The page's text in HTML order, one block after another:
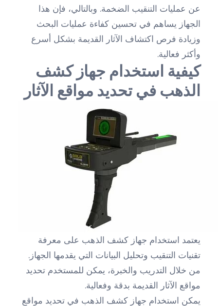
عن عمليات التنقيب الضخمة. وبالتالي، فإن هذا
الجهاز يساهم في تحسين كفاءة عمليات البحث
وزيادة فرص اكتشاف الآثار القديمة بشكل أسرع
وأكثر فعالية.
كيفية استخدام جهاز كشف
الذهب في تحديد مواقع الآثار
يعتمد استخدام جهاز كشف الذهب على معرفة
تقنيات التنقيب وتحليل البيانات التي يقدمها الجهاز.
من خلال التدريب والخبرة، يمكن للمستخدم تحديد
مواقع الآثار القديمة بدقة وفعالية.
يمكن استخدام جهاز كشف الذهب في تحديد مواقع